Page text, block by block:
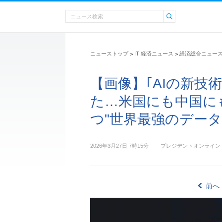
ニューストップ > IT 経済ニュース > 経済総合ニュー
【画像】｢AIの新技
た…米国にも中国に
つ"世界最強のデー
2026年3月27日 7時15分 プレジデントオンライン
前へ